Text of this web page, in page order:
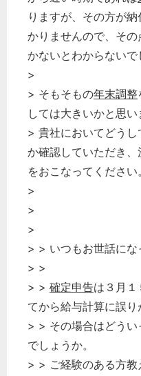
りますが、その方が
かりませんので、そ
かないとわからないで
>
> そもそもの年末調整
しては大きいかと思い
> 貴社においてどう
か確認していただき、
をおこなってください。
>
>
>
> > いつもお世話にな
> >
> > 確定申告は３月
てから給与計算に誤り
> > その場合はどうい
でしょうか。
> > ご経験のある方教
経営の知
総務の給
秘書のノ